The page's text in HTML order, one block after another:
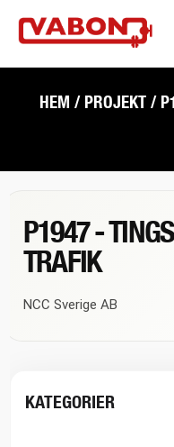
HEM / PROJEKT /
P1947 -
TRAFIK
NCC Sverige AB
KATEGORIER